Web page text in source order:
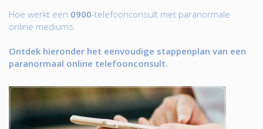
Hoe werkt een 0900-telefoonconsult met paranormale
online mediums.
Ontdek hieronder het eenvoudige stappenplan van een
paranormaal online telefoonconsult.